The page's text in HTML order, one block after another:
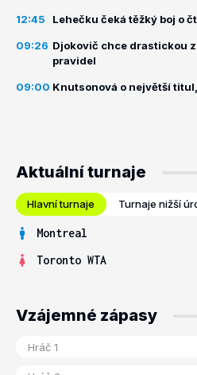
12:45 Lehečku čeká těžký boj o
09:26 Djokovič chce drastickou
pravidel
09:00 Knutsonová o největší
Aktuální turnaje
Hlavní turnaje Turnaje nižší
Montreal
Toronto WTA
Vzájemné zápasy